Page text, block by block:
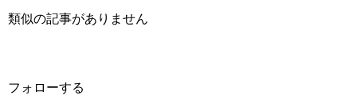
類似の記事がありません
フォローする